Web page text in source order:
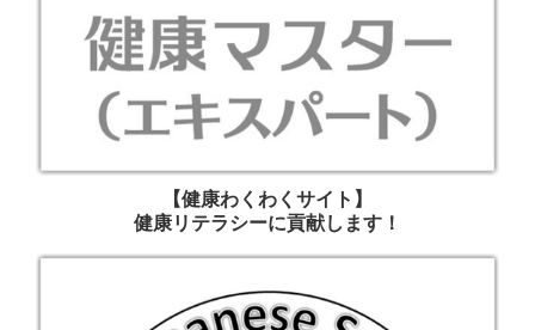
【健康わくわくサイト】
健康リテラシーに貢献します！